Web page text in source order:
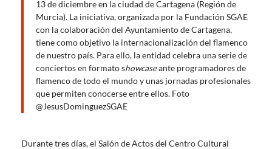
o
k
p
p
13 de diciembre en la ciudad de Cartagena (Región de
Murcia). La iniciativa, organizada por la Fundación SGAE
con la colaboración del Ayuntamiento de Cartagena,
tiene como objetivo la internacionalización del flamenco
de nuestro país. Para ello, la entidad celebra una serie de
conciertos en formato showcaseante programadores de
flamenco de todo el mundo y unas jornadas profesionales
que permiten conocerse entre ellos. Foto
@JesusDominguezSGAE
Durante tres días, el Salón de Actos del Centro Cultural